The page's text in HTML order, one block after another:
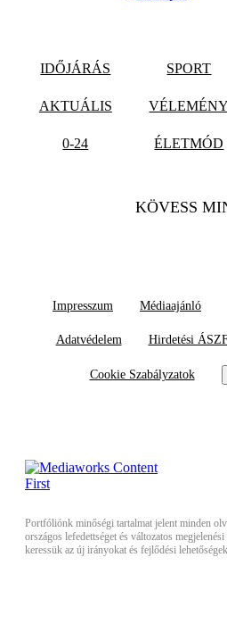
IDŐJÁRÁS SPORT
AKTUÁLIS VÉLEMÉNY
0-24 ÉLETMÓD
KÖVESS
Impresszum Médiaajánló
Adatvédelem Hirdetési
Cookie Szabályzatok
Portfóliónk minőségi tartalmat jelent minden
országos lefedettséget és változatos
keressük az új irányokat és fejlődési